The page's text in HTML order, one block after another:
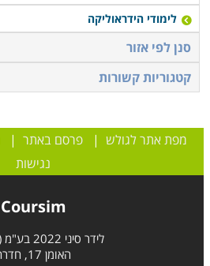
לימודי הידראוליקה
סנן לפי אזור
קטגוריות קשורות
מפת אתר לגולש |פרסם באתר |
נגישות
Coursim
לידר סיני 2022 בע"מ (קורסים)
האומן 17, חדרה